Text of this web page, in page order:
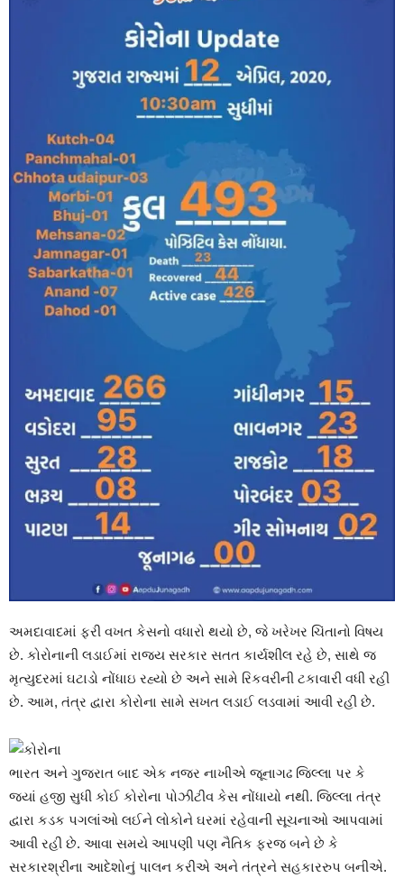
અમદાવાદમાં ફરી વખત કેસનો વધારો થયો છે, જે ખરેખર ચિંતાનો વિષય
છે. કોરોનાની લડાઈમાં રાજ્ય સરકાર સતત કાર્યશીલ રહે છે, સાથે જ
મૃત્યુદરમાં ઘટાડો નોંધાઇ રહ્યો છે અને સામે રિકવરીની ટકાવારી વધી રહી
છે. આમ, તંત્ર દ્વારા કોરોના સામે સખત લડાઈ લડવામાં આવી રહી છે.
ભારત અને ગુજરાત બાદ એક નજર નાખીએ જૂનાગઢ જિલ્લા પર કે
જ્યાં હજી સુધી કોઈ કોરોના પોઝીટીવ કેસ નોંધાયો નથી. જિલ્લા તંત્ર
દ્વારા કડક પગલાંઓ લઈને લોકોને ઘરમાં રહેવાની સૂચનાઓ આપવામાં
આવી રહી છે. આવા સમયે આપણી પણ નૈતિક ફરજ બને છે કે
સરકારશ્રીના આદેશોનું પાલન કરીએ અને તંત્રને સહકારરુપ બનીએ.